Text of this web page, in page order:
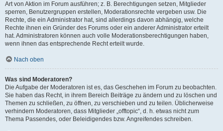
Art von Aktion im Forum ausführen; z. B. Berechtigungen setzen, Mitglieder
sperren, Benutzergruppen erstellen, Moderationsrechte vergeben usw. Die
Rechte, die ein Administrator hat, sind allerdings davon abhängig, welche
Rechte ihnen ein Gründer des Forums oder ein anderer Administrator erteilt
hat. Administratoren können auch volle Moderationsberechtigungen haben,
wenn ihnen das entsprechende Recht erteilt wurde.
Nach oben
Was sind Moderatoren?
Die Aufgabe der Moderatoren ist es, das Geschehen im Forum zu beobachten.
Sie haben das Recht, in ihrem Bereich Beiträge zu ändern und zu löschen und
Themen zu schließen, zu öffnen, zu verschieben und zu teilen. Üblicherweise
verhindern Moderatoren, dass Mitglieder „offtopic“, d. h. etwas nicht zum
Thema Passendes, oder Beleidigendes bzw. Angreifendes schreiben.